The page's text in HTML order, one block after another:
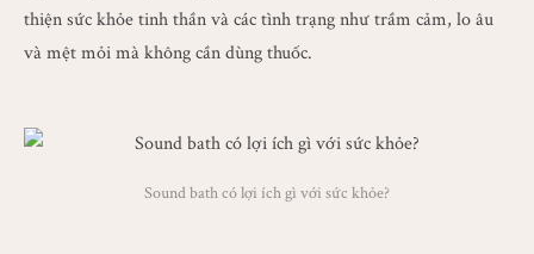
thiện sức khỏe tinh thần và các tình trạng như trầm cảm, lo âu
và mệt mỏi mà không cần dùng thuốc.
Sound bath có lợi ích gì với sức khỏe?